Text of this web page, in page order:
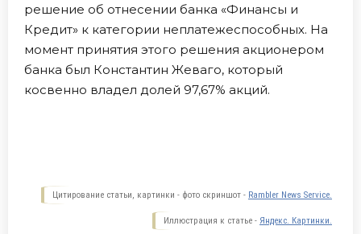
решение об отнесении банка «Финансы и
Кредит» к категории неплатежеспособных. На
момент принятия этого решения акционером
банка был Константин Жеваго, который
косвенно владел долей 97,67% акций.
Цитирование статьи, картинки - фото скриншот - Rambler News Service.
Иллюстрация к статье - Яндекс. Картинки.